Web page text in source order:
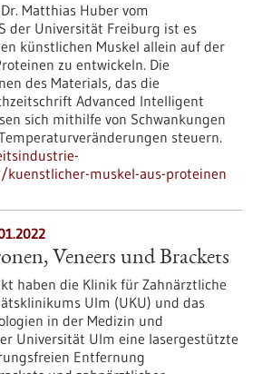
Matthias Huber vom
der Universität Freiburg ist es
künstlichen Muskel allein auf der
zu entwickeln. Die
des Materials, das die
Advanced Intelligent
sich mithilfe von Schwankungen
steuern.
muskel-aus-proteinen
Veneers und Brackets
haben die Klinik für Zahnärztliche
Ulm (UKU) und das
in der Medizin und
Universität Ulm eine lasergestützte
Entfernung